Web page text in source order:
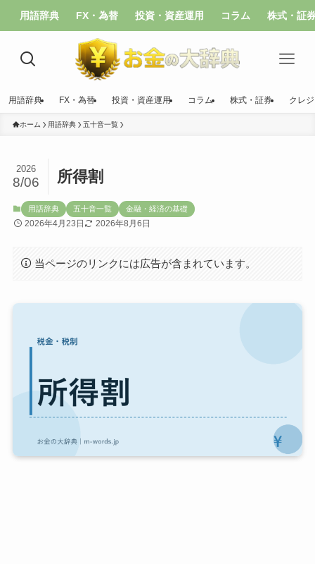
用語辞典 FX・為替 投資・資産運用 コラム 株式・証
用語辞典 FX・為替 投資・資産運用 コラム 株式・証券 クレ
ホーム 用語辞典 五十音一覧
所得割
2026
8/06
用語辞典 五十音一覧 金融・経済の基礎
2026年4月23日 2026年8月6日
当ページのリンクには広告が含まれています。